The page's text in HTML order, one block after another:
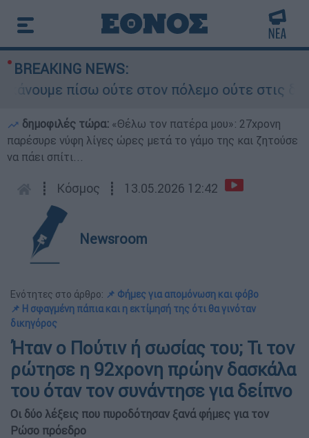
BREAKING NEWS:
πίσω ούτε στον πόλεμο ούτε στις
δημοφιλές τώρα: «Θέλω τον πατέρα μου»: 27χρονη
παρέσυρε νύφη λίγες ώρες μετά το γάμο της και ζητούσε
να πάει σπίτι...
┋ Κόσμος ┋ 13.05.2026 12:42
Newsroom
Ενότητες στο άρθρο: 📌 Φήμες για απομόνωση και φόβο
📌 Η σφαγμένη πάπια και η εκτίμησή της ότι θα γινόταν
δικηγόρος
Ήταν ο Πούτιν ή σωσίας του; Τι τον
ρώτησε η 92χρονη πρώην δασκάλα
του όταν τον συνάντησε για δείπνο
Οι δύο λέξεις που πυροδότησαν ξανά φήμες για τον
Ρώσο πρόεδρο